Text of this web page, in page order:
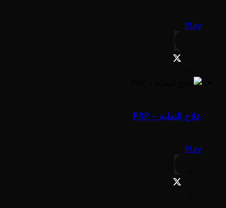
Play
علاج الثعلبة – PRP
Play